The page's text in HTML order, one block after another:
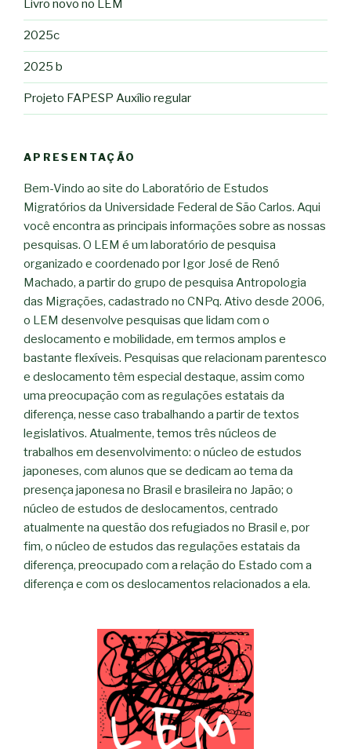
Livro novo no LEM
2025c
2025 b
Projeto FAPESP Auxílio regular
APRESENTAÇÃO
Bem-Vindo ao site do Laboratório de Estudos
Migratórios da Universidade Federal de São Carlos. Aqui
você encontra as principais informações sobre as nossas
pesquisas. O LEM é um laboratório de pesquisa
organizado e coordenado por Igor José de Renó
Machado, a partir do grupo de pesquisa Antropologia
das Migrações, cadastrado no CNPq. Ativo desde 2006,
o LEM desenvolve pesquisas que lidam com o
deslocamento e mobilidade, em termos amplos e
bastante flexíveis. Pesquisas que relacionam parentesco
e deslocamento têm especial destaque, assim como
uma preocupação com as regulações estatais da
diferença, nesse caso trabalhando a partir de textos
legislativos. Atualmente, temos três núcleos de
trabalhos em desenvolvimento: o núcleo de estudos
japoneses, com alunos que se dedicam ao tema da
presença japonesa no Brasil e brasileira no Japão; o
núcleo de estudos de deslocamentos, centrado
atualmente na questão dos refugiados no Brasil e, por
fim, o núcleo de estudos das regulações estatais da
diferença, preocupado com a relação do Estado com a
diferença e com os deslocamentos relacionados a ela.